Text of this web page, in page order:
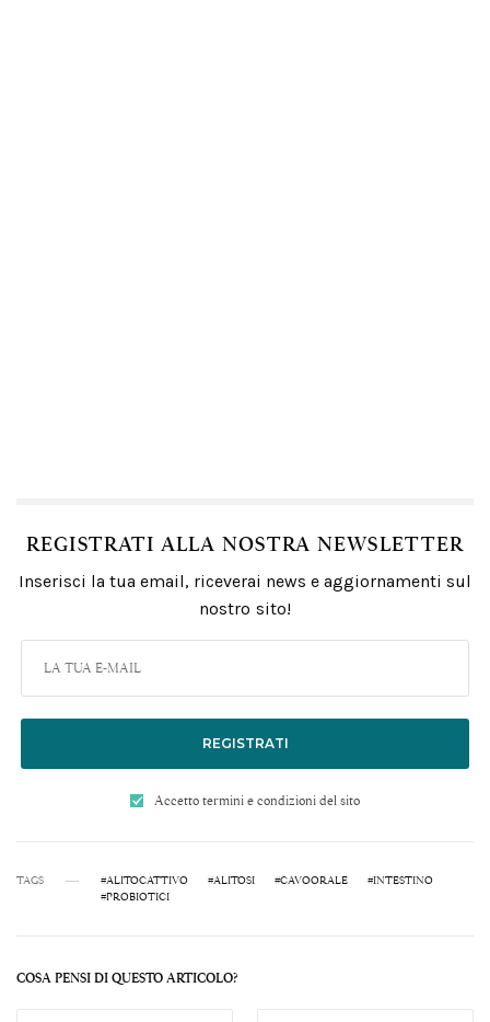
REGISTRATI ALLA NOSTRA NEWSLETTER
Inserisci la tua email, riceverai news e aggiornamenti sul
nostro sito!
REGISTRATI
Accetto termini e condizioni del sito
TAGS #ALITOCATTIVO #ALITOSI #CAVOORALE
#INTESTINO
#PROBIOTICI
COSA PENSI DI QUESTO ARTICOLO?